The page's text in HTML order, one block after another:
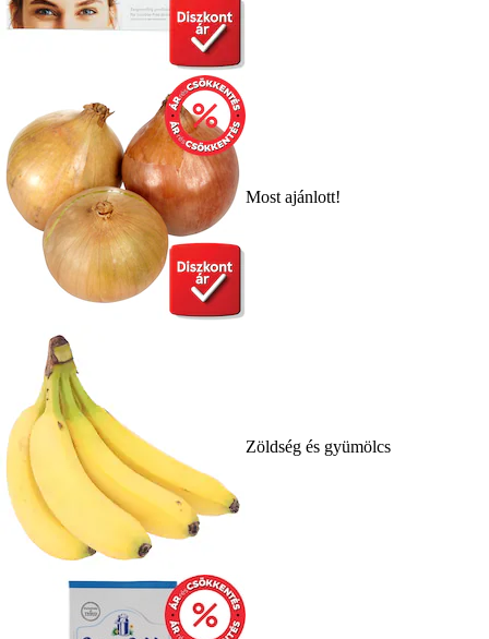
Most ajánlott!
Zöldség és gyümölcs